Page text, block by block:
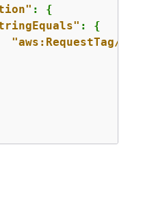
: {
: {
"aws:RequestTag/